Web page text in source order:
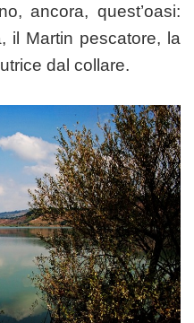
ancora, quest’oasi:
il Martin pescatore, la
dal collare.